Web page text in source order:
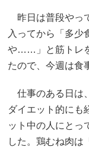
昨日は普段やっ
入ってから「多少
や……」と筋トレ
たので、今週は食
仕事のある日は
ダイエット的にも
ット中の人にとっ
した。鶏むね肉は